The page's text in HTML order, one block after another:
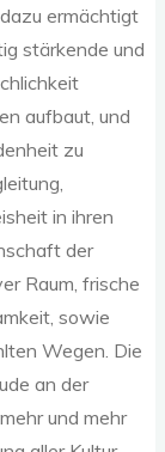
ermächtigt
stärkende und
aufbaut, und
zu
in ihren
der
Raum, frische
sowie
Wegen. Die
an der
und mehr